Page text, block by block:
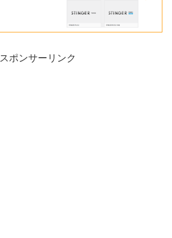
スポンサーリンク